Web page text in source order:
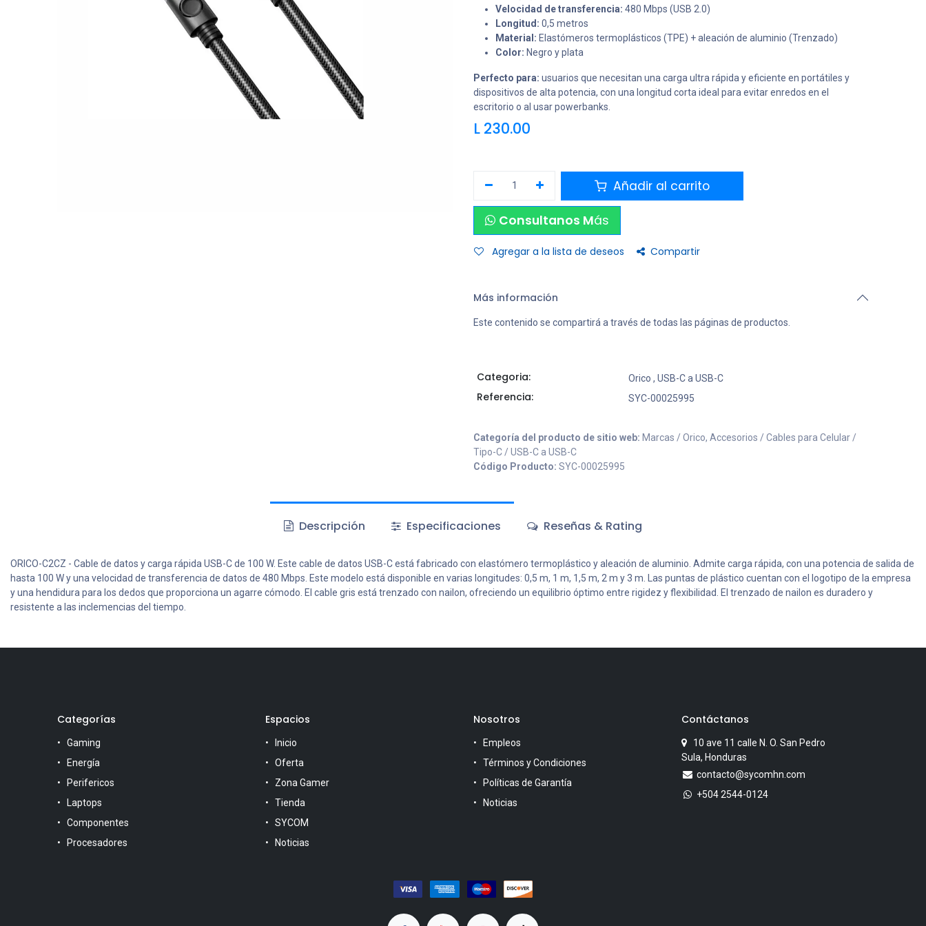
Velocidad de transferencia: 480 Mbps (USB 2.0)
Longitud: 0,5 metros
Material: Elastómeros termoplásticos (TPE) + aleación de aluminio (Trenzado)
Color: Negro y plata
Perfecto para: usuarios que necesitan una carga ultra rápida y eficiente en portátiles y
dispositivos de alta potencia, con una longitud corta ideal para evitar enredos en el
escritorio o al usar powerbanks.
L 230.00
Añadir al carrito
Consultanos Más
Agregar a la lista de deseos Compartir
Más información
Este contenido se compartirá a través de todas las páginas de productos.
Categoria: Orico , USB-C a USB-C
Referencia: SYC-00025995
Categoría del producto de sitio web: Marcas / Orico, Accesorios / Cables para Celular /
Tipo-C / USB-C a USB-C
Código Producto: SYC-00025995
Descripción Especificaciones Reseñas & Rating
ORICO-C2CZ - Cable de datos y carga rápida USB-C de 100 W. Este cable de datos USB-C está fabricado con elastómero termoplástico y aleación de aluminio. Admite carga rápida, con una potencia de salida de
hasta 100 W y una velocidad de transferencia de datos de 480 Mbps. Este modelo está disponible en varias longitudes: 0,5 m, 1 m, 1,5 m, 2 m y 3 m. Las puntas de plástico cuentan con el logotipo de la empresa
y una hendidura para los dedos que proporciona un agarre cómodo. El cable gris está trenzado con nailon, ofreciendo un equilibrio óptimo entre rigidez y flexibilidad. El trenzado de nailon es duradero y
resistente a las inclemencias del tiempo.
Categorías
Gaming
Energía
Perifericos
Laptops
Componentes
Procesadores
Espacios
Inicio
Oferta
Zona Gamer
Tienda
SYCOM
Noticias
Nosotros
Empleos
Términos y Condiciones
Políticas de Garantía
Noticias
Contáctanos
10 ave 11 calle N. O. San Pedro
Sula, Honduras
contacto@sycomhn.com
+504 2544-0124